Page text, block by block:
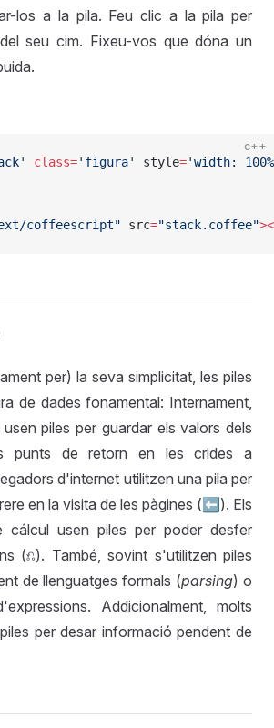
los a la pila. Feu clic a la pila per
seu cim. Fixeu-vos que dóna un
c++
class='figura' style='width:
coffeescript" src="stack.coffee"
per) la seva simplicitat, les piles
de dades fonamental: Internament,
piles per guardar els valors dels
punts de retorn en les crides a
d'internet utilitzen una pila per
en la visita de les pàgines (⬅). Els
cálcul usen piles per poder desfer
(⎌). També, sovint s'utilitzen piles
de llenguatges formals (parsing) o
Addicionalment, molts
per desar informació pendent de